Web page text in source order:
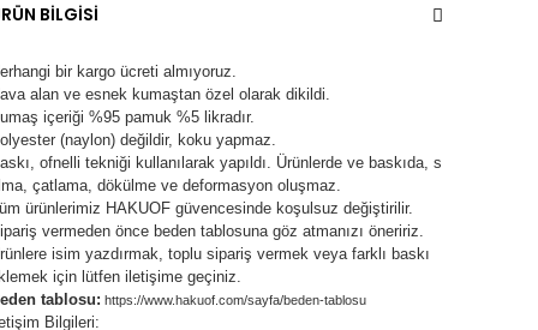
BİLGİSİ
bir kargo ücreti almıyoruz.
alan ve esnek kumaştan özel olarak dikildi.
içeriği %95 pamuk %5 likradır.
(naylon) değildir, koku yapmaz.
ofnelli tekniği kullanılarak yapıldı. Ürünlerde ve baskıda, s
çatlama, dökülme ve deformasyon oluşmaz.
ürünlerimiz HAKUOF güvencesinde koşulsuz değiştirilir.
vermeden önce beden tablosuna göz atmanızı öneririz.
isim yazdırmak, toplu sipariş vermek veya farklı baskı
için lütfen iletişime geçiniz.
tablosu: https://www.hakuof.com/sayfa/beden-tablosu
Bilgileri: